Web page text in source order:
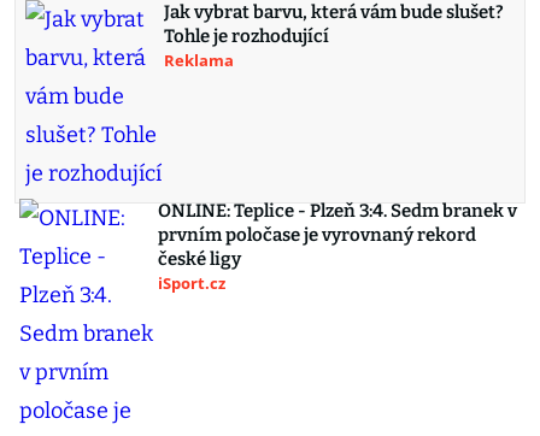
Jak vybrat barvu, která vám bude slušet?
Tohle je rozhodující
Reklama
ONLINE: Teplice - Plzeň 3:4. Sedm branek v
prvním poločase je vyrovnaný rekord
české ligy
iSport.cz